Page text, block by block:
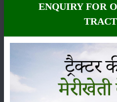
कीटनाशक
ENQUIRY FOR